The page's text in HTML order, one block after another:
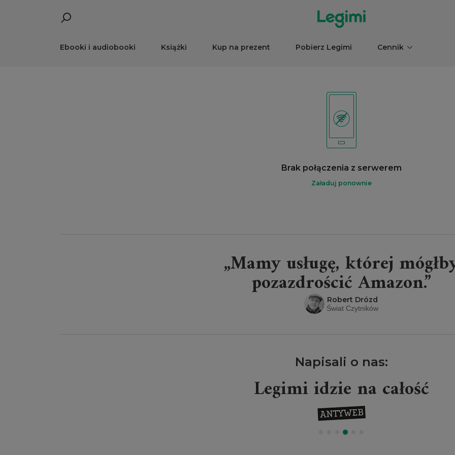
Ebooki i audiobooki Książki Kup na prezent Pobierz Legimi Cennik
Brak połączenia z serwerem
Załaduj ponownie
„Mamy usługę, której
pozazdrościć Amazon.”
Robert Drózd
Świat Czytników
Napisali o nas:
Legimi idzie na całość